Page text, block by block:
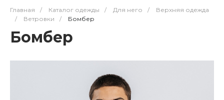
Главная / Каталог одежды / Для него /
Верхняя одежда
/
Ветровки / Бомбер
Бомбер